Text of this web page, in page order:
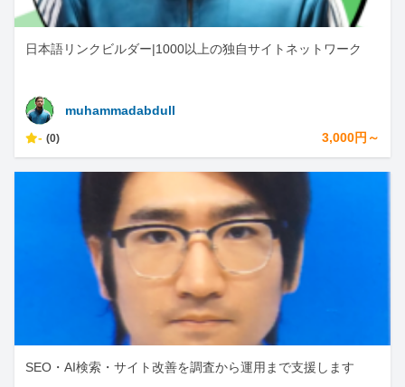
日本語リンクビルダー|1000以上の独自サイトネットワーク
muhammadabdull
- (0) 3,000円～
SEO・AI検索・サイト改善を調査から運用まで支援します